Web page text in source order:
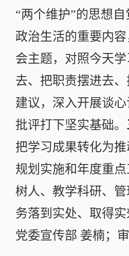
“两个维护”的思想自
政治生活的重要内
会主题，对照今天
去、把职责摆进去
建议，深入开展谈
批评打下坚实基础。
把学习成果转化为
规划实施和年度重
树人、教学科研、
务落到实处、取得
党委宣传部 姜楠；